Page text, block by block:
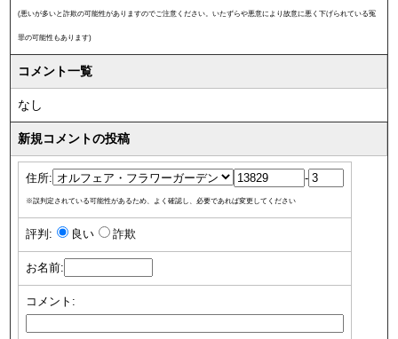
(悪いが多いと詐欺の可能性がありますのでご注意ください。いたずらや悪意により故意に悪く下げられている冤
罪の可能性もあります)
コメント一覧
なし
新規コメントの投稿
住所: -
※誤判定されている可能性があるため、よく確認し、必要であれば変更してください
評判: 良い 詐欺
お名前:
コメント: